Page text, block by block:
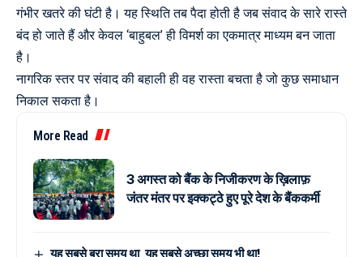
गंभीर खतरे की घंटी है। यह स्थिति तब पैदा होती है जब संवाद के सारे रास्ते
बंद हो जाते हैं और केवल ‘बाहुबल’ ही विमर्श का एकमात्र माध्यम बन जाता
है।
नागरिक स्तर पर संवाद की बहाली ही वह रास्ता बचता है जो कुछ समाधान
निकाल सकता है।
More Read
3 अगस्त को बैंक के निजीकरण के ख़िलाफ़
जंतर मंतर पर इक्कट्ठे हुए पूरे देश के बैंककर्मी
यह सबसे बुरा समय था, यह सबसे अच्छा समय भी था!